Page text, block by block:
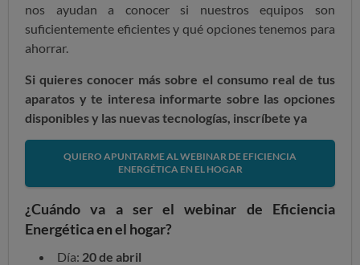
nos ayudan a conocer si nuestros equipos son
suficientemente eficientes y qué opciones tenemos para
ahorrar.
Si quieres conocer más sobre el consumo real de tus
aparatos y te interesa informarte sobre las opciones
disponibles y las nuevas tecnologías, inscríbete ya
QUIERO APUNTARME AL WEBINAR DE EFICIENCIA
ENERGÉTICA EN EL HOGAR
¿Cuándo va a ser el webinar de Eficiencia
Energética en el hogar?
Día: 20 de abril